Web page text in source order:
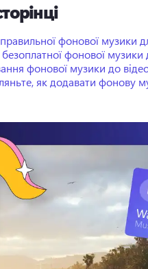
фонової музики
фонової музики
фонової музики до
як додавати фонову